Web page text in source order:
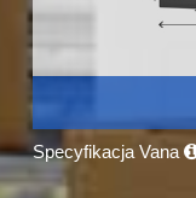
Specyfikacja Vana